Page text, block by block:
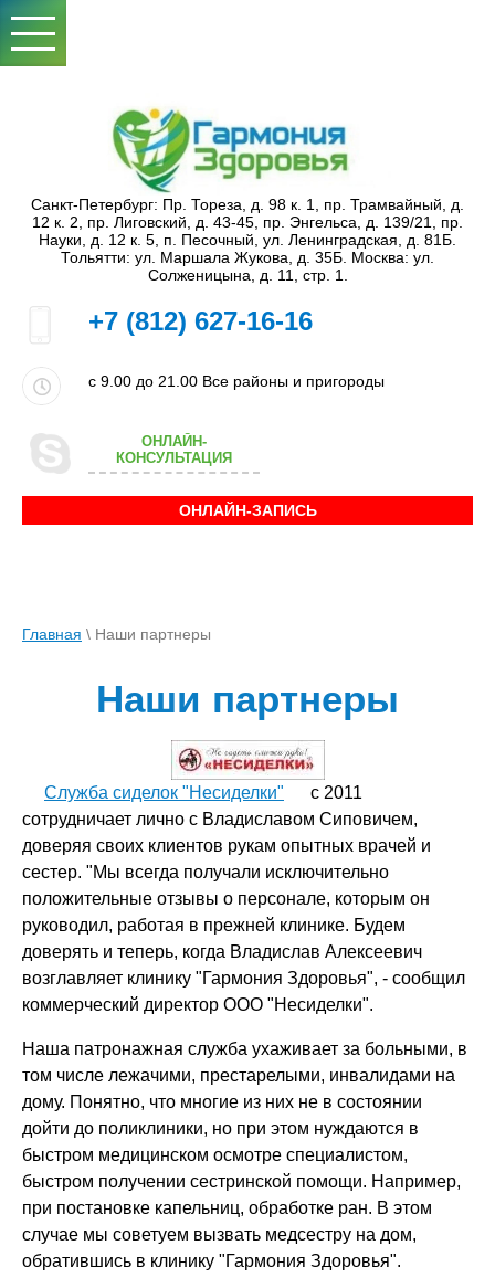
Санкт-Петербург: Пр. Тореза, д. 98 к. 1, пр. Трамвайный, д.
12 к. 2, пр. Лиговский, д. 43-45, пр. Энгельса, д. 139/21, пр.
Науки, д. 12 к. 5, п. Песочный, ул. Ленинградская, д. 81Б.
Тольятти: ул. Маршала Жукова, д. 35Б. Москва: ул.
Солженицына, д. 11, стр. 1.
+7 (812) 627-16-16
с 9.00 до 21.00 Все районы и пригороды
ОНЛАЙН-
КОНСУЛЬТАЦИЯ
ОНЛАЙН-ЗАПИСЬ
Главная \ Наши партнеры
Наши партнеры
Служба сиделок "Несиделки"
с 2011
сотрудничает лично с Владиславом Сиповичем,
доверяя своих клиентов рукам опытных врачей и
сестер. "Мы всегда получали исключительно
положительные отзывы о персонале, которым он
руководил, работая в прежней клинике. Будем
доверять и теперь, когда Владислав Алексеевич
возглавляет клинику "Гармония Здоровья", - сообщил
коммерческий директор ООО "Несиделки".
Наша патронажная служба ухаживает за больными, в
том числе лежачими, престарелыми, инвалидами на
дому. Понятно, что многие из них не в состоянии
дойти до поликлиники, но при этом нуждаются в
быстром медицинском осмотре специалистом,
быстром получении сестринской помощи. Например,
при постановке капельниц, обработке ран. В этом
случае мы советуем вызвать медсестру на дом,
обратившись в клинику "Гармония Здоровья".